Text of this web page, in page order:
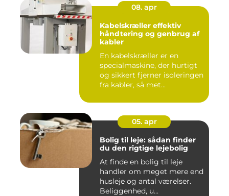
08. apr
Kabelskræller effektiv
håndtering og genbrug af
kabler
En kabelskræller er en
specialmaskine, der hurtigt
og sikkert fjerner isoleringen
fra kabler, så met...
05. apr
Bolig til leje: sådan finder
du den rigtige lejebolig
At finde en bolig til leje
handler om meget mere end
husleje og antal værelser.
Beliggenhed, u...